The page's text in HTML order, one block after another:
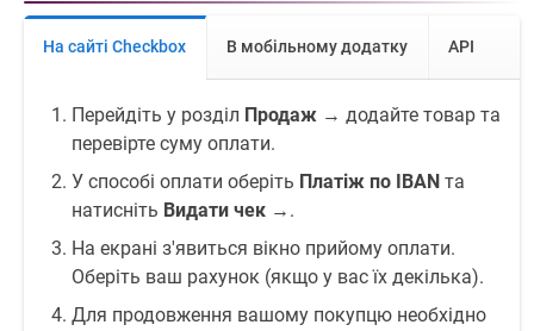
На сайті Checkbox В мобільному додатку API
Перейдіть у розділ Продаж → додайте товар та
перевірте суму оплати.
У способі оплати оберіть Платіж по IBAN та
натисніть Видати чек → .
На екрані з'явиться вікно прийому оплати.
Оберіть ваш рахунок (якщо у вас їх декілька).
Для продовження вашому покупцю необхідно